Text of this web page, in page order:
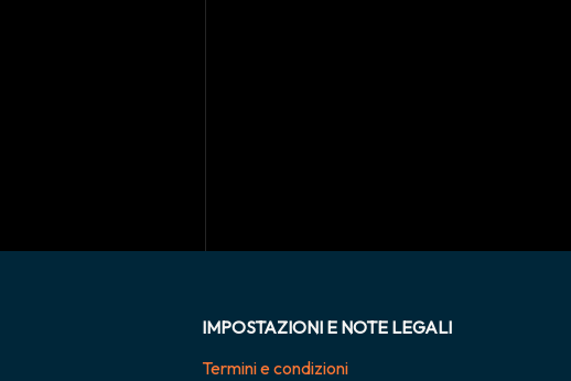
IMPOSTAZIONI E NOTE LEGALI
Termini e condizioni